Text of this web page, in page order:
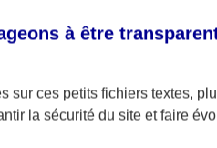
à être
sur ces petits fichiers textes,
la sécurité du site et faire